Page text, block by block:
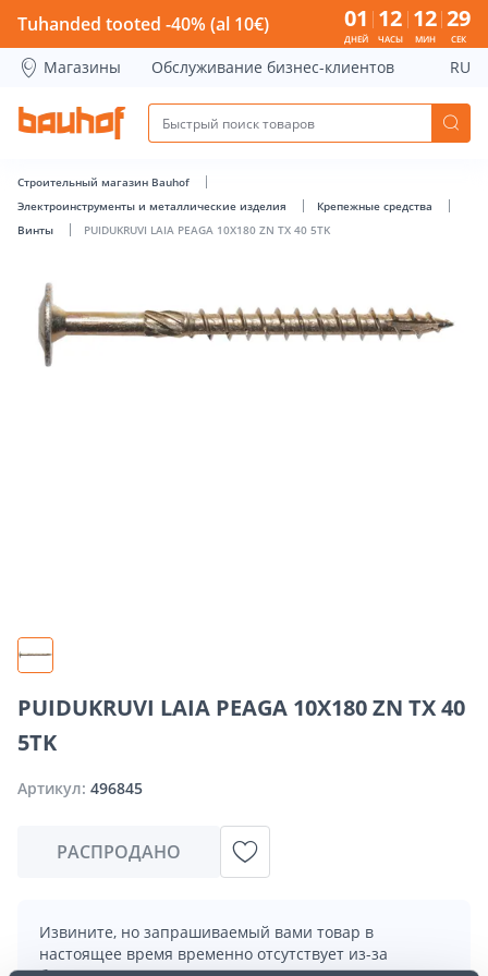
PUIDUKRUVI LAIA PEAGA 10X180 ZN TX 40 5TK - Bauhof
Tuhanded tooted -40% (al 10€) 01
ДНЕЙ
12
ЧАСЫ
12
МИН
28
СЕК
Магазины Обслуживание бизнес-клиентов RU
Строительный магазин Bauhof
Электроинструменты и металлические изделия
Крепежные средства
Винты
PUIDUKRUVI LAIA PEAGA 10X180 ZN TX 40 5TK
PUIDUKRUVI LAIA PEAGA 10X180 ZN TX 40
5TK
Артикул: 496845
РАСПРОДАНО
Извините, но запрашиваемый вами товар в
настоящее время временно отсутствует из-за